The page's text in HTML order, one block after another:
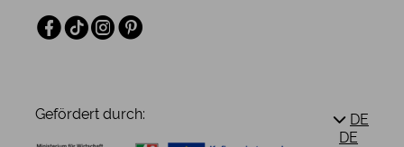
Facebook
TikTokInstagramPinterest
Gefördert durch:
DE
DE